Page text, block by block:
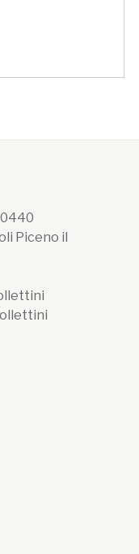
Piceno il